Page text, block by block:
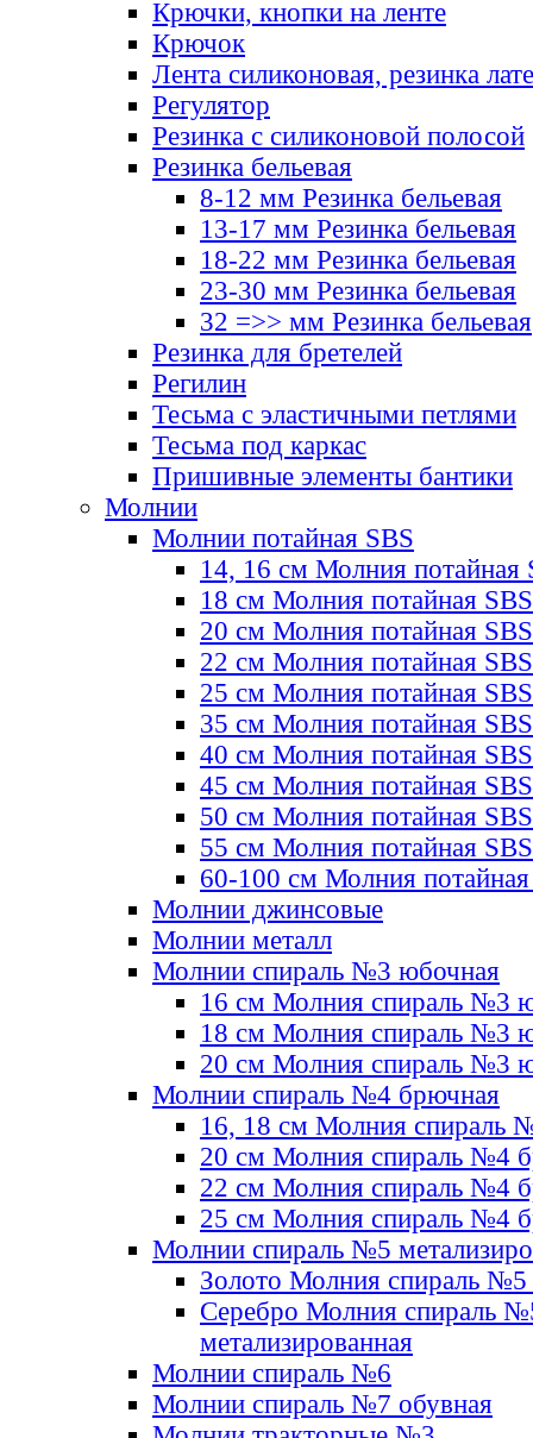
Крючки, кнопки на ленте
Крючок
Лента силиконовая, резинка
Регулятор
Резинка с силиконовой полосой
Резинка бельевая
8-12 мм Резинка бельевая
13-17 мм Резинка бельевая
18-22 мм Резинка бельевая
23-30 мм Резинка бельевая
32 =>> мм Резинка бельевая
Резинка для бретелей
Регилин
Тесьма с эластичными петлями
Тесьма под каркас
Пришивные элементы бантики
Молнии
Молнии потайная SBS
14, 16 см Молния потайная
18 см Молния потайная SBS
20 см Молния потайная SBS
22 см Молния потайная SBS
25 см Молния потайная SBS
35 см Молния потайная SBS
40 см Молния потайная SBS
45 см Молния потайная SBS
50 см Молния потайная SBS
55 см Молния потайная SBS
60-100 см Молния
Молнии джинсовые
Молнии металл
Молнии спираль №3 юбочная
16 см Молния спираль №3
18 см Молния спираль №3
20 см Молния спираль №3
Молнии спираль №4 брючная
16, 18 см Молния спираль
20 см Молния спираль №4
22 см Молния спираль №4
25 см Молния спираль №4
Молнии спираль №5
Золото Молния спираль №5
Серебро Молния спираль
метализированная
Молнии спираль №6
Молнии спираль №7 обувная